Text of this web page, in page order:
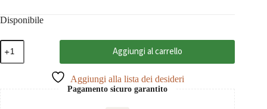
Disponibile
Villanyi
Franc
Bocor
Aggiungi al carrello
Aggiungi alla lista dei desideri
Pagamento sicuro garantito